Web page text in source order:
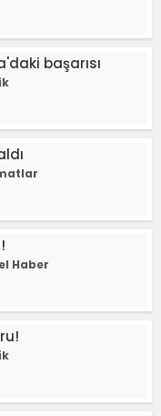
başarısı
Haber